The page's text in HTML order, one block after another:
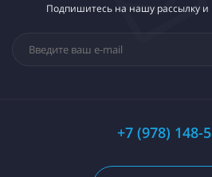
Подпишитесь на нашу рассылку и
+7 (978) 148-